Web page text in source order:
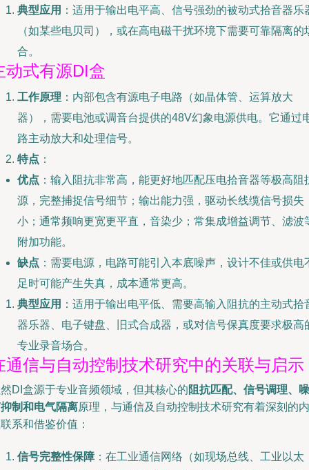
典型应用 ：适用于输出电平高、信号强劲的被动式拾音器乐
（如某些电贝司），或在高电磁干扰环境下需要可靠隔离的
合。
动式有源DI盒
工作原理 ：内部包含有源电子电路（如晶体管、运算放大
器），需要电池或调音台提供的48V幻象电源供电。它通过
路主动放大和处理信号。
特点 ：
优点 ：输入阻抗非常高，能更好地匹配压电拾音器等极高阻
源，完整捕捉信号细节；输出能力强，驱动长线缆信号损失
小；通常频响更宽更平直，音染少；常集成增益调节、滤波
附加功能。
缺点 ：需要电源，电路可能引入本底噪声，设计不佳或供电
足时可能产生失真，成本通常更高。
典型应用 ：适用于输出电平低、需要高输入阻抗的主动式拾
器乐器、电子键盘、旧式合成器，或对信号保真度要求极高
专业录音场合。
通信与自动控制技术研究中的关联与启示
DI盒源于专业音频领域，但其核心的阻抗匹配、信号调理、噪
制和电气隔离原理，与通信及自动控制技术研究有着深刻的内
系和借鉴价值：
信号完整性保障：在工业通信网络（如现场总线、工业以太